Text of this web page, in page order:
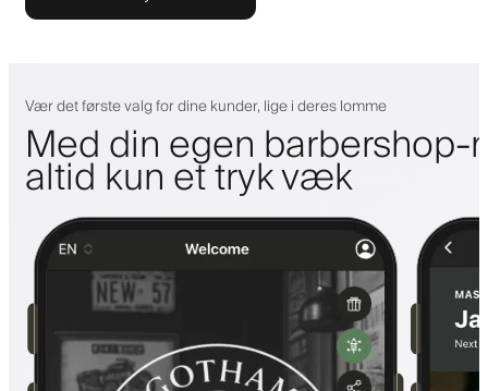
Vær det første valg for dine kunder, lige i deres lomme
Med din egen
altid kun et tryk væk